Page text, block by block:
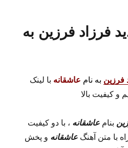
فرزاد فرزین به
فرزین به نام عاشقانه با لینک
و کیفیت بالا
بنام عاشقانه ، با دو کیفیت
عاشقانه و پخش